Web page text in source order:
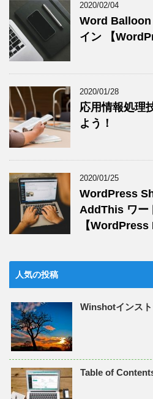
2020/02/04
Word Balloon
イン 【
2020/01/28
応用情報処理
よう！
2020/01/25
WordPress
AddThis ワー
【WordPress
人気の投稿
Winshotインス
Table of